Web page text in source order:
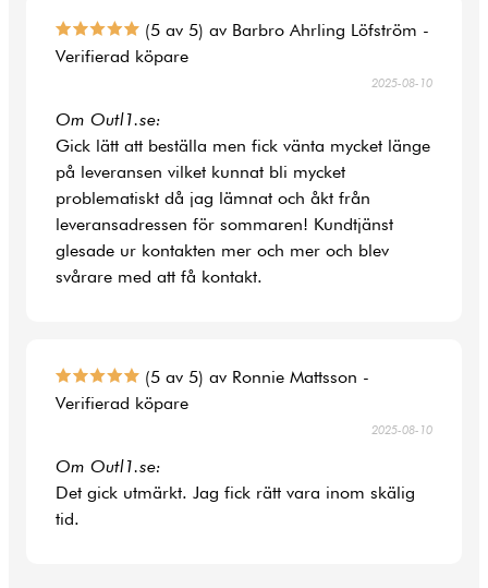
(5 av 5) av Barbro Ahrling Löfström -
Verifierad köpare
2025-08-10
Om Outl1.se:
Gick lätt att beställa men fick vänta mycket länge
på leveransen vilket kunnat bli mycket
problematiskt då jag lämnat och åkt från
leveransadressen för sommaren! Kundtjänst
glesade ur kontakten mer och mer och blev
svårare med att få kontakt.
(5 av 5) av Ronnie Mattsson -
Verifierad köpare
2025-08-10
Om Outl1.se:
Det gick utmärkt. Jag fick rätt vara inom skälig
tid.